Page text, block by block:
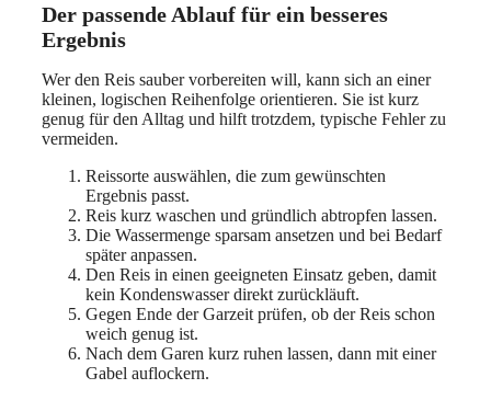
Der passende Ablauf für ein besseres
Ergebnis
Wer den Reis sauber vorbereiten will, kann sich an einer
kleinen, logischen Reihenfolge orientieren. Sie ist kurz
genug für den Alltag und hilft trotzdem, typische Fehler zu
vermeiden.
Reissorte auswählen, die zum gewünschten
Ergebnis passt.
Reis kurz waschen und gründlich abtropfen lassen.
Die Wassermenge sparsam ansetzen und bei Bedarf
später anpassen.
Den Reis in einen geeigneten Einsatz geben, damit
kein Kondenswasser direkt zurückläuft.
Gegen Ende der Garzeit prüfen, ob der Reis schon
weich genug ist.
Nach dem Garen kurz ruhen lassen, dann mit einer
Gabel auflockern.